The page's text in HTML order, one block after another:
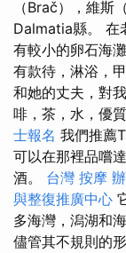
（Brač），維斯
Dalmatia縣。 在
有較小的卵石海
有款待，淋浴，
和她的丈夫，對
啡，茶，水，優
士報名 我們推薦
可以在那裡品嚐
酒。 台灣 按摩
與整復推廣中心
多海灣，潟湖和
儘管其不規則的